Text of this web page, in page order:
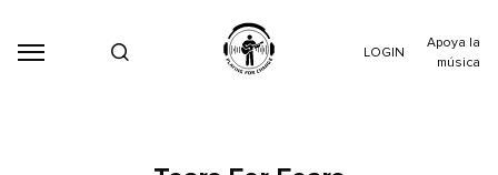
LOGIN
Apoya la
música